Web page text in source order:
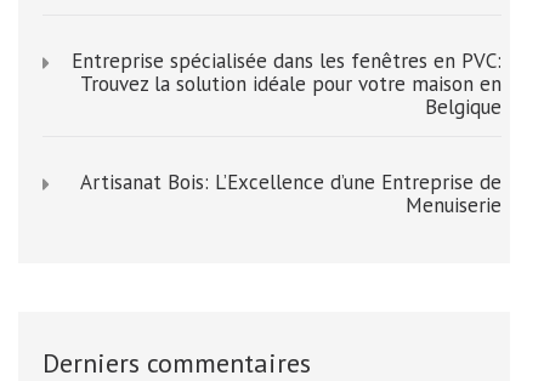
Entreprise spécialisée dans les fenêtres en PVC:
Trouvez la solution idéale pour votre maison en
Belgique
Artisanat Bois: L’Excellence d’une Entreprise de
Menuiserie
Derniers commentaires